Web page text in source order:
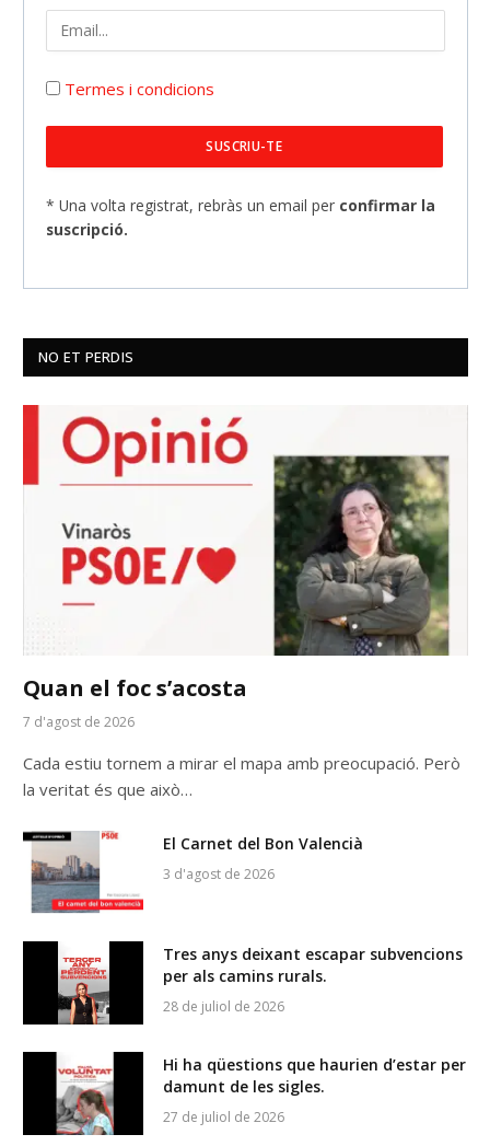
Termes i condicions
* Una volta registrat, rebràs un email per confirmar la
suscripció.
NO ET PERDIS
Quan el foc s’acosta
7 d'agost de 2026
Cada estiu tornem a mirar el mapa amb preocupació. Però
la veritat és que això…
El Carnet del Bon Valencià
3 d'agost de 2026
Tres anys deixant escapar subvencions
per als camins rurals.
28 de juliol de 2026
Hi ha qüestions que haurien d’estar per
damunt de les sigles.
27 de juliol de 2026